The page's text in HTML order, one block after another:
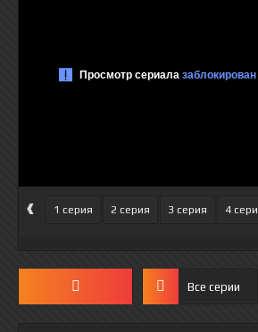
‹ 1 серия 2 серия 3 серия 4
Все серии